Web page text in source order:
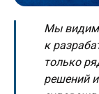
Мы видим
к
только
решений